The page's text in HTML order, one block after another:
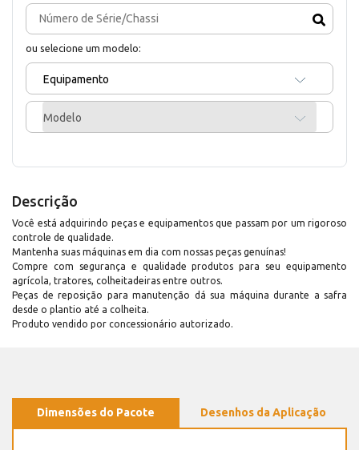
ou selecione um modelo:
Equipamento
Modelo
Descrição
Você está adquirindo peças e equipamentos que passam por um rigoroso
controle de qualidade.
Mantenha suas máquinas em dia com nossas peças genuínas!
Compre com segurança e qualidade produtos para seu equipamento
agrícola, tratores, colheitadeiras entre outros.
Peças de reposição para manutenção dá sua máquina durante a safra
desde o plantio até a colheita.
Produto vendido por concessionário autorizado.
Dimensões do Pacote Desenhos da Aplicação